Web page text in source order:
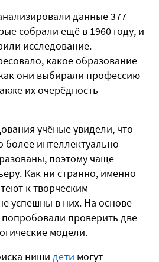
данные 377
собрали ещё в 1960 году, и
исследование.
какое образование
они выбирали профессию
их очерёдность
учёные увидели, что
интеллектуально
поэтому чаще
Как ни странно, именно
к творческим
успешны в них. На основе
проверить две
модели.
ниши дети могут